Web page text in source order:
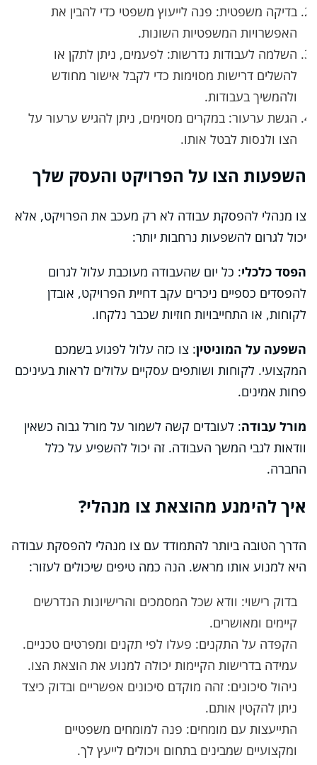
בדיקה משפטית: פנה לייעוץ משפטי כדי להבין את
האפשרויות המשפטיות השונות.
השלמה לעבודות נדרשות: לפעמים, ניתן לתקן או
להשלים דרישות מסוימות כדי לקבל אישור מחודש
ולהמשיך בעבודות.
הגשת ערעור: במקרים מסוימים, ניתן להגיש ערעור על
הצו ולנסות לבטל אותו.
השפעות הצו על הפרויקט והעסק שלך
צו מנהלי להפסקת עבודה לא רק מעכב את הפרויקט, אלא
יכול לגרום להשפעות נרחבות יותר:
הפסד כלכלי: כל יום שהעבודה מעוכבת עלול לגרום
להפסדים כספיים ניכרים עקב דחיית הפרויקט, אובדן
לקוחות, או התחייבויות חוזיות שכבר נלקחו.
השפעה על המוניטין: צו כזה עלול לפגוע בשמכם
המקצועי. לקוחות ושותפים עסקיים עלולים לראות בעיניכם
פחות אמינים.
מורל עבודה: לעובדים קשה לשמור על מורל גבוה כשאין
וודאות לגבי המשך העבודה. זה יכול להשפיע על כלל
החברה.
איך להימנע מהוצאת צו מנהלי?
הדרך הטובה ביותר להתמודד עם צו מנהלי להפסקת עבודה
היא למנוע אותו מראש. הנה כמה טיפים שיכולים לעזור:
בדוק רישוי: וודא שכל המסמכים והרישיונות הנדרשים
קיימים ומאושרים.
הקפדה על התקנים: פעלו לפי תקנים ומפרטים טכניים.
עמידה בדרישות הקיימות יכולה למנוע את הוצאת הצו.
ניהול סיכונים: זהה מוקדם סיכונים אפשריים ובדוק כיצד
ניתן להקטין אותם.
התייעצות עם מומחים: פנה למומחים משפטיים
ומקצועיים שמבינים בתחום ויכולים לייעץ לך.